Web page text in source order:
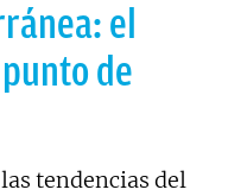
el
de
tendencias del